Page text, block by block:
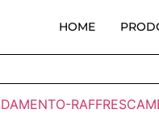
HOME